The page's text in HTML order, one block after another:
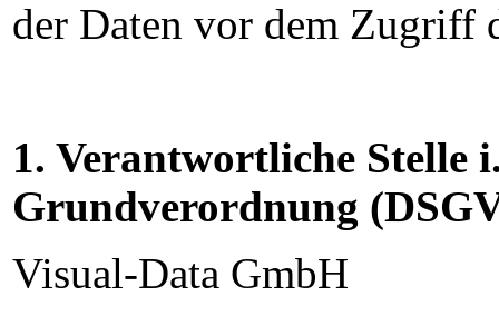
der Daten vor dem
1. Verantwortliche Stelle
Grundverordnung
Visual-Data GmbH